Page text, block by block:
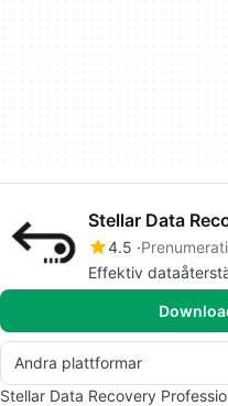
Stellar Data
4.5
Effektiv
Andra plattformar
Stellar Data Recovery